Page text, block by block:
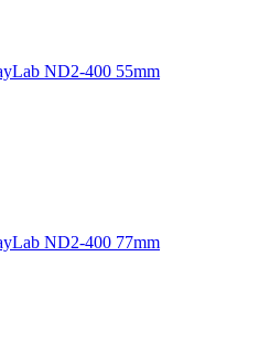
ND2-400 55mm
ND2-400 77mm